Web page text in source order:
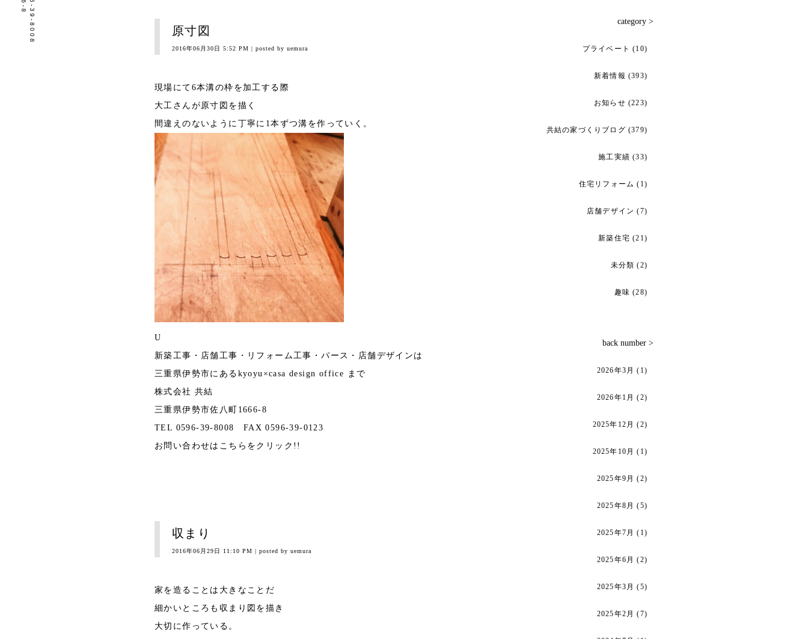
原寸図
2016年06月30日 5:52 PM | posted by uemura
現場にて6本溝の枠を加工する際
大工さんが原寸図を描く
間違えのないように丁寧に1本ずつ溝を作っていく。
U
新築工事・店舗工事・リフォーム工事・パース・店舗デザインは
三重県伊勢市にあるkyoyu×casa design office まで
株式会社 共結
三重県伊勢市佐八町1666-8
TEL 0596-39-8008 FAX 0596-39-0123
お問い合わせは こちら をクリック!!
収まり
2016年06月29日 11:10 PM | posted by uemura
家を造ることは大きなことだ
細かいところも収まり図を描き
大切に作っている。
category >
プライベート (10)
新着情報 (393)
お知らせ (223)
共結の家づくりブログ (379)
施工実績 (33)
住宅リフォーム (1)
店舗デザイン (7)
新築住宅 (21)
未分類 (2)
趣味 (28)
back number >
2026年3月 (1)
2026年1月 (2)
2025年12月 (2)
2025年10月 (1)
2025年9月 (2)
2025年8月 (5)
2025年7月 (1)
2025年6月 (2)
2025年3月 (5)
2025年2月 (7)